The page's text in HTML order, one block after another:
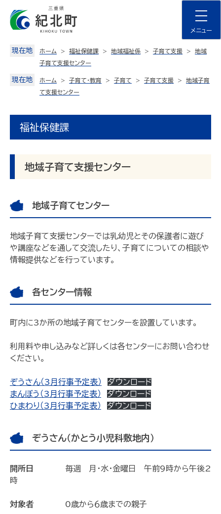
content
メニュー
現在地 ホーム 福祉保健課 地域福祉係 子育て支援
地域
子育て支援センター
現在地 ホーム 子育て・教育 子育て 子育て支援
地域子育
て支援センター
福祉保健課
地域子育て支援センター
地域子育てセンター
地域子育て支援センターでは乳幼児とその保護者に遊び
や講座などを通して交流したり、子育てについての相談や
情報提供などを行っています。
各センター情報
町内に3か所の地域子育てセンターを設置しています。
利用料や申し込みなど詳しくは各センターにお問い合わせ
ください。
ぞうさん（3月行事予定表）
ダウンロード
まんぼう（3月行事予定表）
ダウンロード
ひまわり（3月行事予定表）
ダウンロード
ぞうさん（かとう小児科敷地内）
開所日
毎週 月・水・金曜日 午前9時から午後2
時
対象者 0歳から６歳までの親子